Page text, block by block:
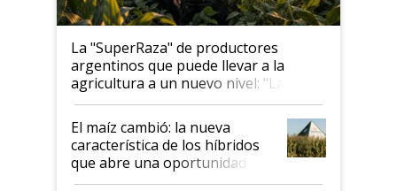
La "SuperRaza" de productores
argentinos que puede llevar a la
agricultura a un nuevo nivel: "Las
posibilidades de crecimiento son
infinitas"
El maíz cambió: la nueva
característica de los híbridos
que abre una oportunidad en
el lote